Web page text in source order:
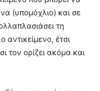
(υπομόχλιο) και σε
τη
έτσι
τον ορίζει ακόμα και